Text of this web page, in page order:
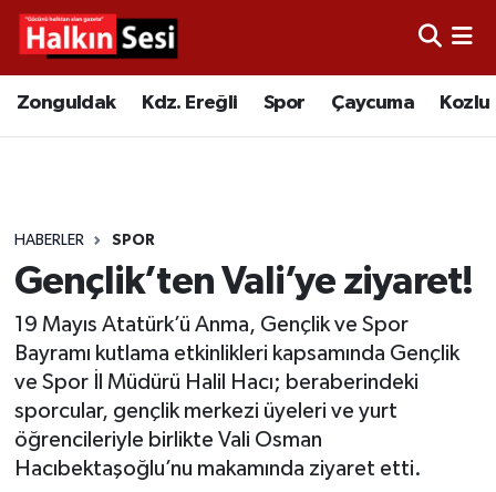
Zonguldak Kdz. Ereğli Spor Çaycuma Kozlu
HABERLER SPOR
Gençlik’ten Vali’ye ziyaret!
19 Mayıs Atatürk’ü Anma, Gençlik ve Spor
Bayramı kutlama etkinlikleri kapsamında Gençlik
ve Spor İl Müdürü Halil Hacı; beraberindeki
sporcular, gençlik merkezi üyeleri ve yurt
öğrencileriyle birlikte Vali Osman
Hacıbektaşoğlu’nu makamında ziyaret etti.
Video
Çaycuma
Asayiş
Bartın
Karabük
Merkez Hava Durumu
Son Dakika Haberleri
Haber Arşivi